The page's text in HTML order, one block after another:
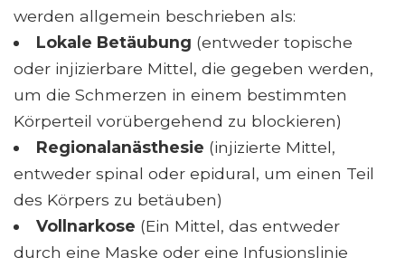
werden allgemein beschrieben als:
Lokale Betäubung (entweder topische
oder injizierbare Mittel, die gegeben werden,
um die Schmerzen in einem bestimmten
Körperteil vorübergehend zu blockieren)
Regionalanästhesie (injizierte Mittel,
entweder spinal oder epidural, um einen Teil
des Körpers zu betäuben)
Vollnarkose (Ein Mittel, das entweder
durch eine Maske oder eine Infusionslinie